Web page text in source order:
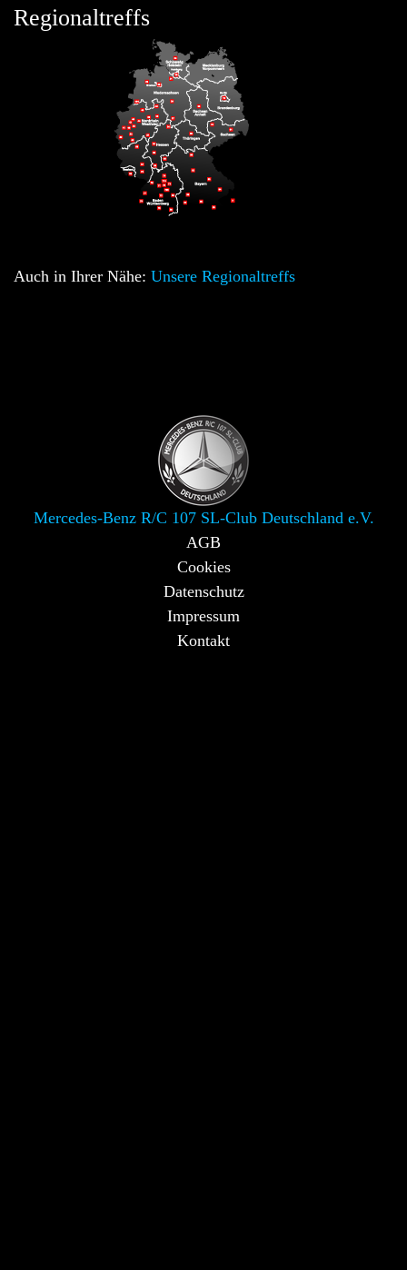
Regionaltreffs
Auch in Ihrer Nähe: Unsere Regionaltreffs
Mercedes-Benz R/C 107 SL-Club Deutschland e.V.
AGB
Cookies
Datenschutz
Impressum
Kontakt